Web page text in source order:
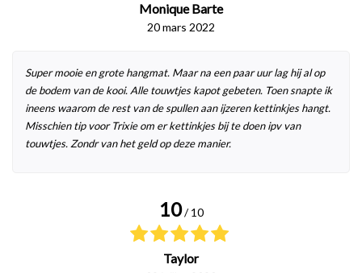
Monique Barte
20 mars 2022
Super mooie en grote hangmat. Maar na een paar uur lag hij al op
de bodem van de kooi. Alle touwtjes kapot gebeten. Toen snapte ik
ineens waarom de rest van de spullen aan ijzeren kettinkjes hangt.
Misschien tip voor Trixie om er kettinkjes bij te doen ipv van
touwtjes. Zondr van het geld op deze manier.
10 / 10
Taylor